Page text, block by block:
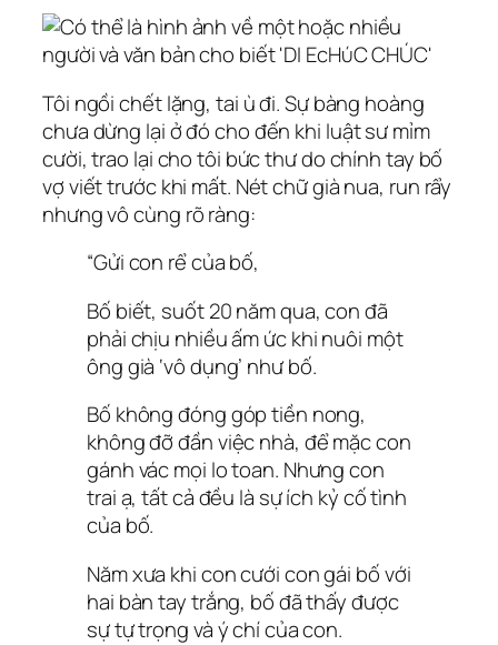
Tôi ngồi chết lặng, tai ù đi. Sự bàng hoàng
chưa dừng lại ở đó cho đến khi luật sư mỉm
cười, trao lại cho tôi bức thư do chính tay bố
vợ viết trước khi mất. Nét chữ già nua, run rẩy
nhưng vô cùng rõ ràng:
“Gửi con rể của bố,
Bố biết, suốt 20 năm qua, con đã
phải chịu nhiều ấm ức khi nuôi một
ông già ‘vô dụng’ như bố.
Bố không đóng góp tiền nong,
không đỡ đần việc nhà, để mặc con
gánh vác mọi lo toan. Nhưng con
trai ạ, tất cả đều là sự ích kỷ cố tình
của bố.
Năm xưa khi con cưới con gái bố với
hai bàn tay trắng, bố đã thấy được
sự tự trọng và ý chí của con.